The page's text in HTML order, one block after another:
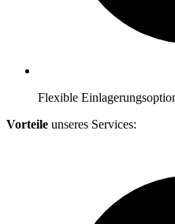
Flexible
Vorteile unseres Services: